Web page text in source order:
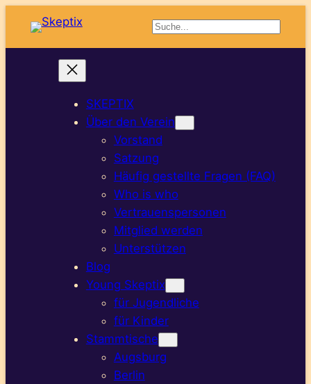
Suchen
SKEPTIX
Über den Verein
Vorstand
Satzung
Häufig gestellte Fragen (FAQ)
Who is who
Vertrauenspersonen
Mitglied werden
Unterstützen
Blog
Young Skeptix
für Jugendliche
für Kinder
Stammtische
Augsburg
Berlin